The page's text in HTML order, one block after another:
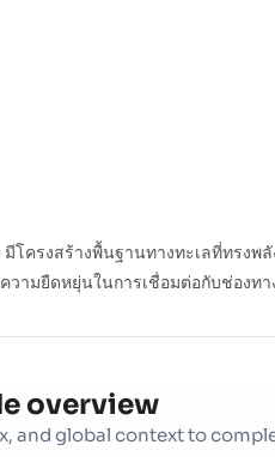
โครงสร้างพื้นฐานทางทะเลที่ทร
ามยืดหยุ่นในการเชื่อมต่อกับช่องท
overview
and global context to